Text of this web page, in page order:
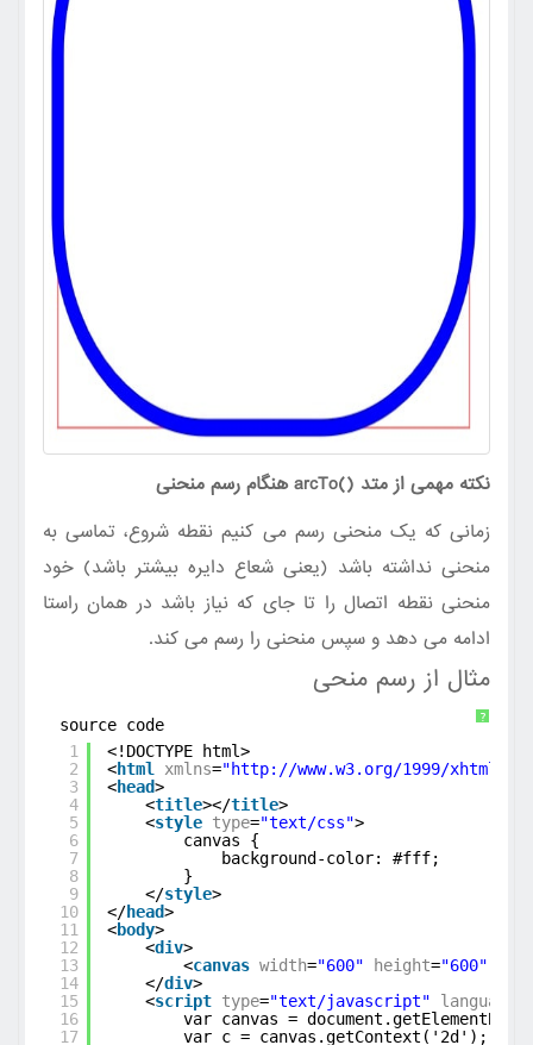
نکته مهمی از متد arcTo() هنگام رسم منحنی
زمانی که یک منحنی رسم می کنیم نقطه شروع، تماسی به
منحنی نداشته باشد (یعنی شعاع دایره بیشتر باشد) خود
منحنی نقطه اتصال را تا جای که نیاز باشد در همان راستا
ادامه می دهد و سپس منحنی را رسم می کند.
مثال از رسم منحی
?
source code
1
2
3
4
5
6
7
8
9
10
11
12
13
14
15
16
17
<!DOCTYPE html>
<html xmlns="http://www.w3.org/1999/xhtml
<head>
<title></title>
<style type="text/css">
canvas {
background-color: #fff;
}
</style>
</head>
<body>
<div>
<canvas width="600" height="600"
</div>
<script type="text/javascript" language
var canvas =
var c = canvas.getContext('2d');